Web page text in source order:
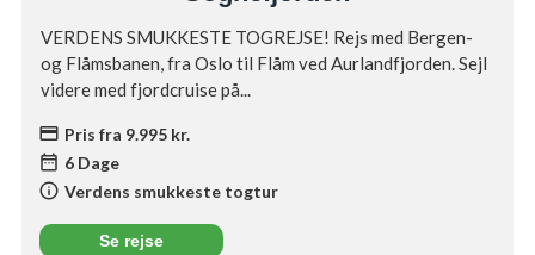
VERDENS SMUKKESTE TOGREJSE! Rejs med Bergen-
og Flåmsbanen, fra Oslo til Flåm ved Aurlandfjorden. Sejl
videre med fjordcruise på...
credit_card Pris fra 9.995 kr.
date_range 6 Dage
info Verdens smukkeste togtur
Se rejse